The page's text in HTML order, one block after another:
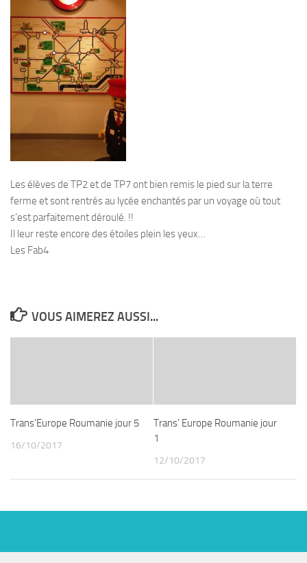
Les élèves de TP2 et de TP7 ont bien remis le pied sur la terre
ferme et sont rentrés au lycée enchantés par un voyage où tout
s’est parfaitement déroulé. !!
Il leur reste encore des étoiles plein les yeux…
Les Fab4
VOUS AIMEREZ AUSSI...
Trans’Europe Roumanie jour 5
16/10/2017
Trans’ Europe Roumanie jour
1
12/10/2017